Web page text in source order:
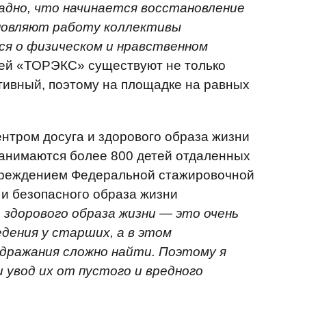
что начинается восстановление
работу коллективы
о физическом и нравственном
«ТОРЭКС» существуют не только
поэтому на площадке на равных
досуга и здорового образа жизни
более 800 детей отдаленных
Федеральной стажировочной
безопасного образа жизни
образа жизни — это очень
у старших, а в этом
сложно найти. Поэтому я
их от пустого и вредного